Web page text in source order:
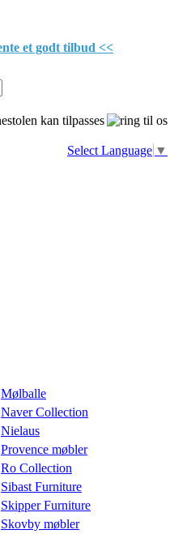
et godt tilbud <<
kan tilpasses
Select Language ▼
Mølballe
Naver Collection
Nielaus
Provence møbler
Ro Collection
Sibast Furniture
Skipper Furniture
Skovby møbler